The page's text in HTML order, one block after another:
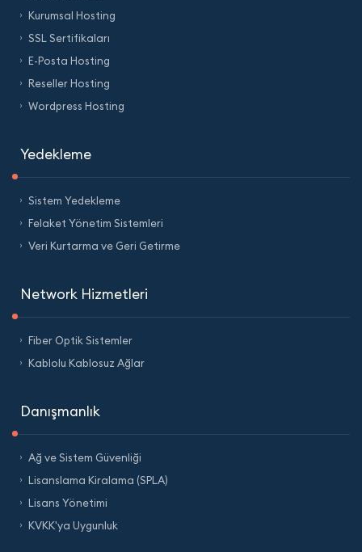
Kurumsal Hosting
SSL Sertifikaları
E-Posta Hosting
Reseller Hosting
Wordpress Hosting
Yedekleme
Sistem Yedekleme
Felaket Yönetim Sistemleri
Veri Kurtarma ve Geri Getirme
Network Hizmetleri
Fiber Optik Sistemler
Kablolu Kablosuz Ağlar
Danışmanlık
Ağ ve Sistem Güvenliği
Lisanslama Kiralama (SPLA)
Lisans Yönetimi
KVKK'ya Uygunluk